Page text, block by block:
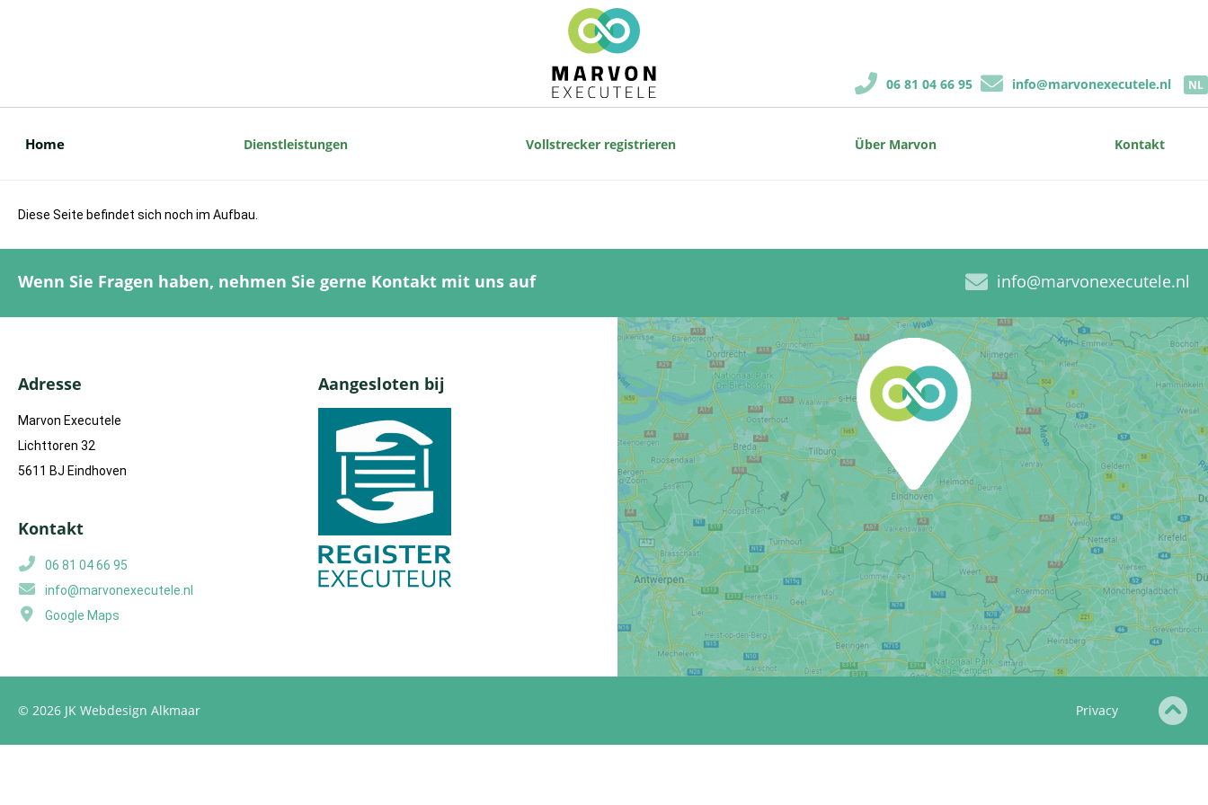
06 81 04 66 95 info@marvonexecutele.nl NL
Home Dienstleistungen Vollstrecker registrieren Über Marvon Kontakt
Diese Seite befindet sich noch im Aufbau.
Wenn Sie Fragen haben, nehmen Sie gerne Kontakt mit uns auf info@marvonexecutele.nl
Adresse
Marvon Executele
Lichttoren 32
5611 BJ Eindhoven
Kontakt
06 81 04 66 95
info@marvonexecutele.nl
Google Maps
Aangesloten bij
© 2026 JK Webdesign Alkmaar Privacy